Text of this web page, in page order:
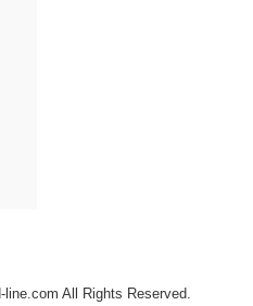
All Rights Reserved.